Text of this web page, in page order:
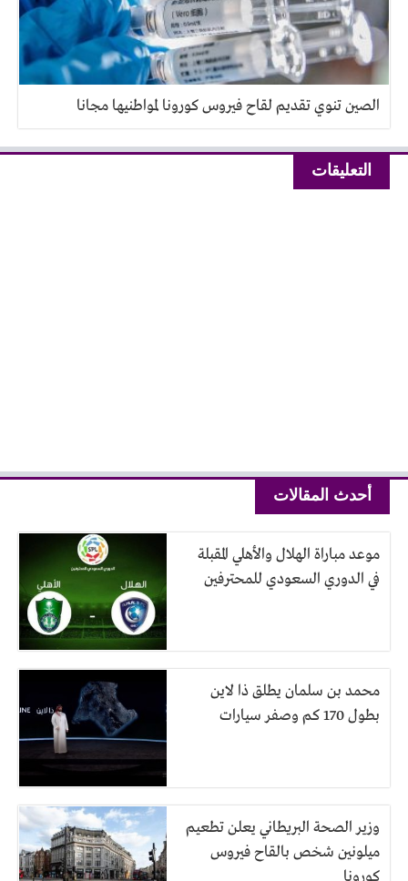
الصين تنوي تقديم لقاح فيروس كورونا لمواطنيها مجانا
التعليقات
أحدث المقالات
موعد مباراة الهلال والأهلي المقبلة
في الدوري السعودي للمحترفين
محمد بن سلمان يطلق ذا لاين
بطول 170 كم وصفر سيارات
وزير الصحة البريطاني يعلن تطعيم
ميلونين شخص بالقاح فيروس
كورونا